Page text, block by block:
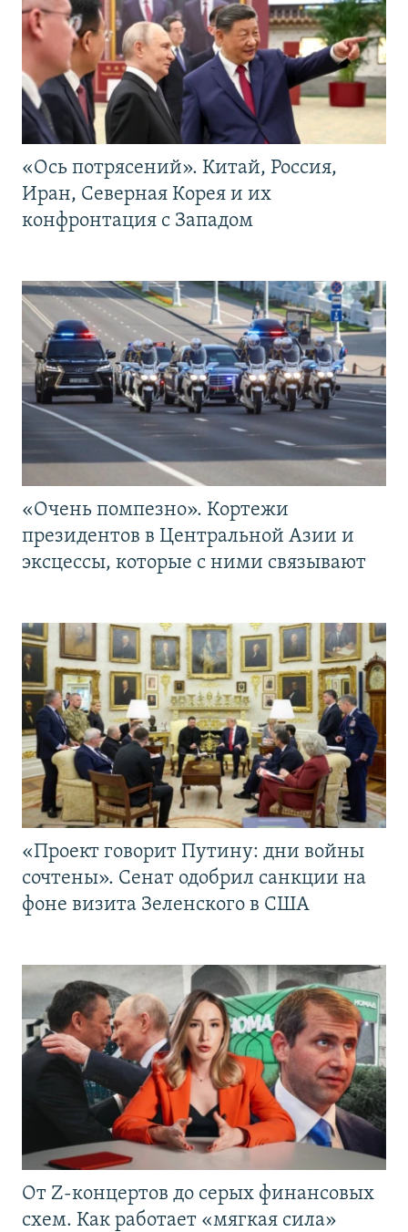
«Ось потрясений». Китай, Россия,
Иран, Северная Корея и их
конфронтация с Западом
«Очень помпезно». Кортежи
президентов в Центральной Азии и
эксцессы, которые с ними связывают
«Проект говорит Путину: дни войны
сочтены». Сенат одобрил санкции на
фоне визита Зеленского в США
От Z-концертов до серых финансовых
схем. Как работает «мягкая сила»